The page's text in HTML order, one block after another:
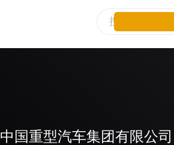
中国重型汽车集团有限公司